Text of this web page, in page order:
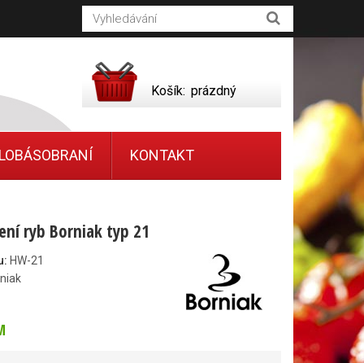
ryb Borniak typ 21
HW-21
Košík: prázdný
KONTAKT